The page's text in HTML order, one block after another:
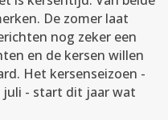
De zomer laat
nog zeker een
en de kersen willen
Het kersenseizoen -
juli - start dit jaar wat